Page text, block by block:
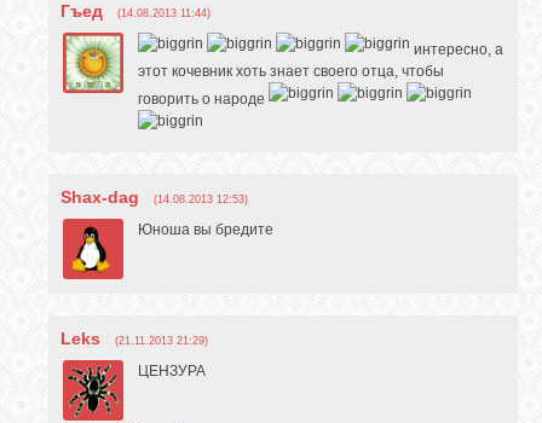
Гъед (14.08.2013 11:44)
интересно, а
этот кочевник хоть знает своего отца, чтобы
говорить о народе
Shax-dag (14.08.2013 12:53)
Юноша вы бредите
Leks (21.11.2013 21:29)
ЦЕНЗУРА